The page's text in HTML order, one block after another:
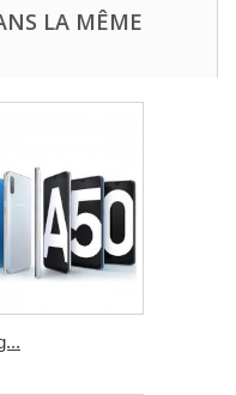
LA MÊME